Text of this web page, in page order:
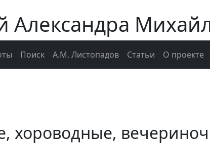
Александра
Поиск А.М. Листопадов Статьи О проекте
хороводные,